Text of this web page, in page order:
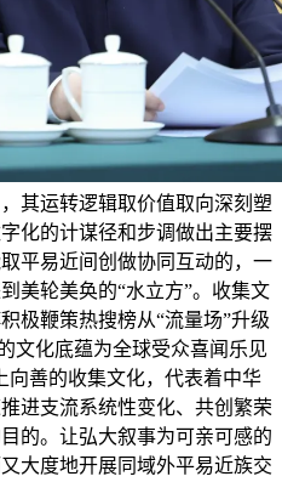
其运转逻辑取价值取向深刻塑
化的计谋径和步调做出主要摆
平易近间创做协同互动的，一
美轮美奂的“水立方”。收集文
极鞭策热搜榜从“流量场”升级
文化底蕴为全球受众喜闻乐见
向善的收集文化，代表着中华
进支流系统性变化、共创繁荣
的。让弘大叙事为可亲可感的
大度地开展同域外平易近族交